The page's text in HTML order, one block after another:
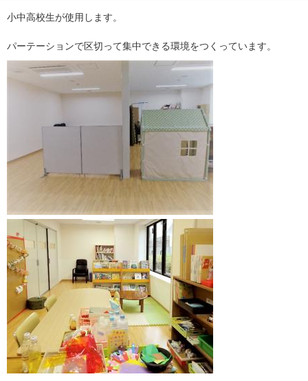
小中高校生が使用します。
パーテーションで区切って集中できる環境をつくっています。